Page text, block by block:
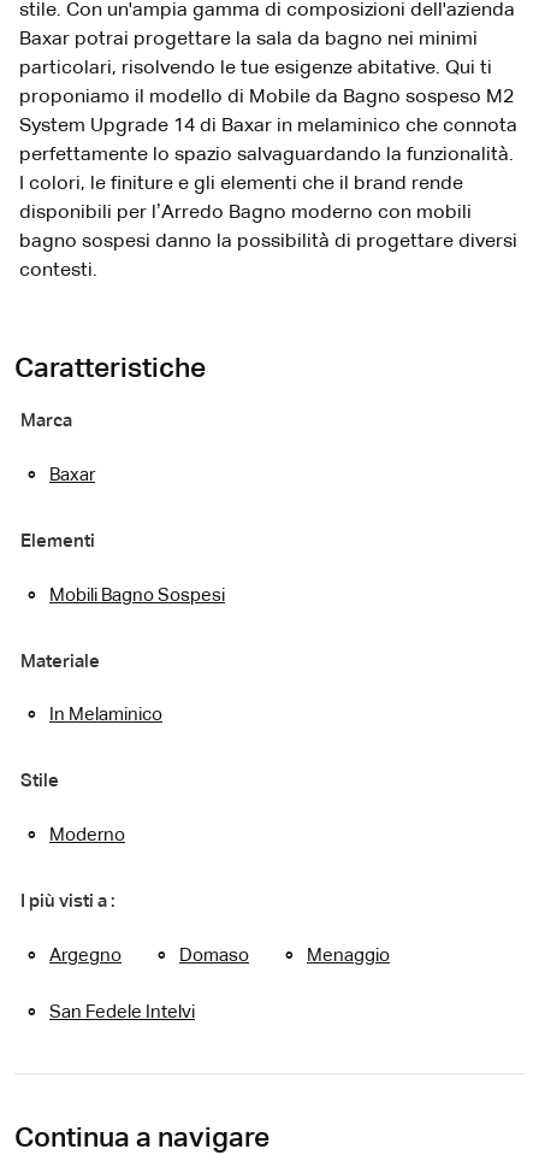
stile. Con un'ampia gamma di composizioni dell'azienda
Baxar potrai progettare la sala da bagno nei minimi
particolari, risolvendo le tue esigenze abitative. Qui ti
proponiamo il modello di Mobile da Bagno sospeso M2
System Upgrade 14 di Baxar in melaminico che connota
perfettamente lo spazio salvaguardando la funzionalità.
I colori, le finiture e gli elementi che il brand rende
disponibili per l’Arredo Bagno moderno con mobili
bagno sospesi danno la possibilità di progettare diversi
contesti.
Caratteristiche
Marca
Baxar
Elementi
Mobili Bagno Sospesi
Materiale
In Melaminico
Stile
Moderno
I più visti a :
Argegno Domaso Menaggio
San Fedele Intelvi
Continua a navigare